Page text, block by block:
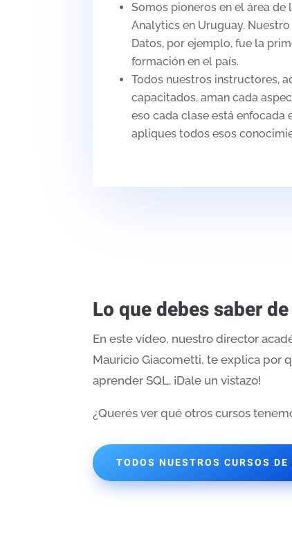
Somos pioneros en el área de
Analytics en Uruguay.
Datos, por ejemplo, fue la
formación en el país.
Todos nuestros instructores,
capacitados, aman cada
eso cada clase está enfocada
apliques todos esos
Lo que debes saber de
En este vídeo, nuestro director
Mauricio Giacometti, te explica por
aprender SQL. ¡Dale un vistazo!
¿Querés ver qué otros cursos
TODOS NUESTROS CURSOS DE